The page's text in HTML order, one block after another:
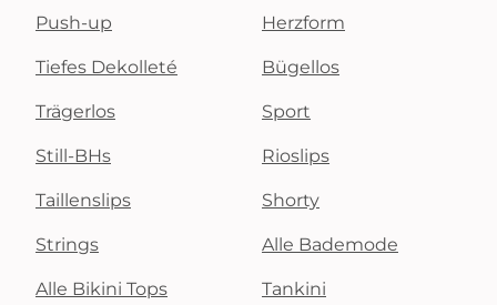
Push-up Herzform
Tiefes Dekolleté Bügellos
Trägerlos Sport
Still-BHs Rioslips
Taillenslips Shorty
Strings Alle Bademode
Alle Bikini Tops Tankini